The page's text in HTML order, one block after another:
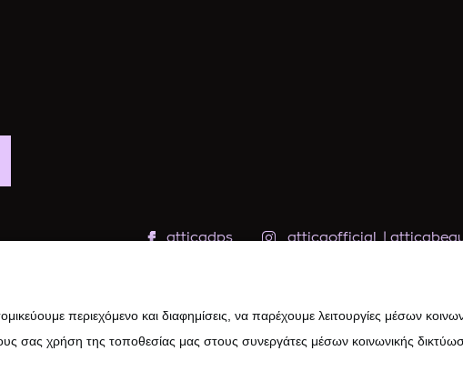
atticadps atticaofficial |
περιεχόμενο και διαφημίσεις, να παρέχουμε λειτουργίες μέσων
σας χρήση της τοποθεσίας μας στους συνεργάτες μέσων κοινωνικής